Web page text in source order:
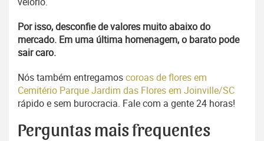
Por isso, desconfie de valores muito abaixo do
mercado. Em uma última homenagem, o barato pode
sair caro.
Nós também entregamoscoroas de flores em
Cemitério Parque Jardim das Flores em Joinville/SC
rápido e sem burocracia. Fale com a gente 24 horas!
Perguntas mais frequentes